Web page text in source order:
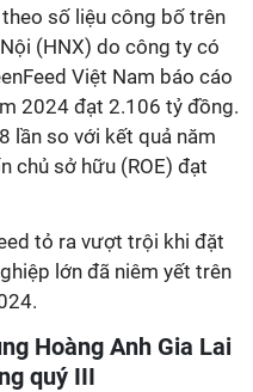
số liệu công bố trên
(HNX) do công ty có
Việt Nam báo cáo
2024 đạt 2.106 tỷ đồng.
lần so với kết quả năm
chủ sở hữu (ROE) đạt
tỏ ra vượt trội khi đặt
lớn đã niêm yết trên
Hoàng Anh Gia Lai
quý III